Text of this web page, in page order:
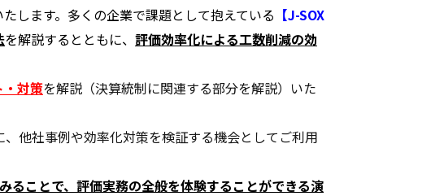
します。多くの企業で課題として抱えている 【J-SOX
を解説するとともに、 評価効率化による工数削減の効
・対策を解説（決算統制に関連する部分を解説）いた
他社事例や効率化対策を検証する機会としてご利用
ることで、評価実務の全般を体験することができる演